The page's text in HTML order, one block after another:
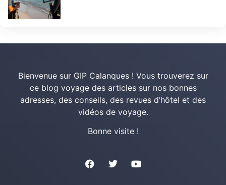
Bienvenue sur GIP Calanques ! Vous trouverez sur
ce blog voyage des articles sur nos bonnes
adresses, des conseils, des revues d’hôtel et des
vidéos de voyage.
Bonne visite !